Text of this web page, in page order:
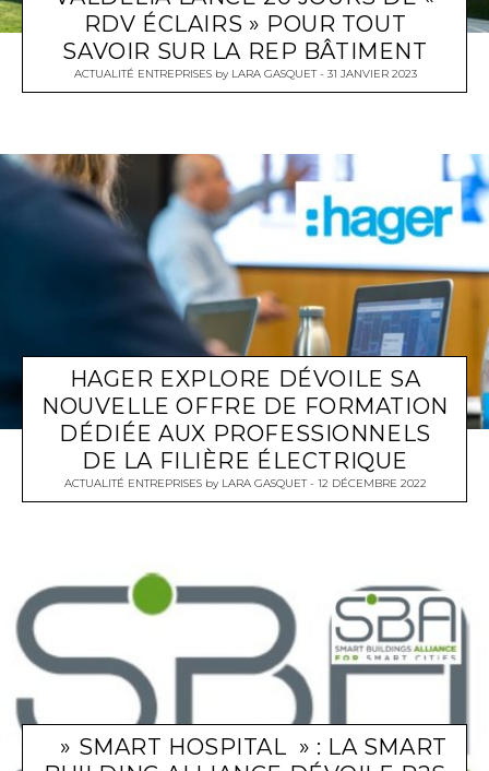
RDV ÉCLAIRS » POUR TOUT
SAVOIR SUR LA REP BÂTIMENT
ACTUALITÉ ENTREPRISESby LARA GASQUET 31 JANVIER 2023
HAGER EXPLORE DÉVOILE SA
NOUVELLE OFFRE DE FORMATION
DÉDIÉE AUX PROFESSIONNELS
DE LA FILIÈRE ÉLECTRIQUE
ACTUALITÉ ENTREPRISESby LARA GASQUET 12 DÉCEMBRE 2022
» SMART HOSPITAL » : LA SMART